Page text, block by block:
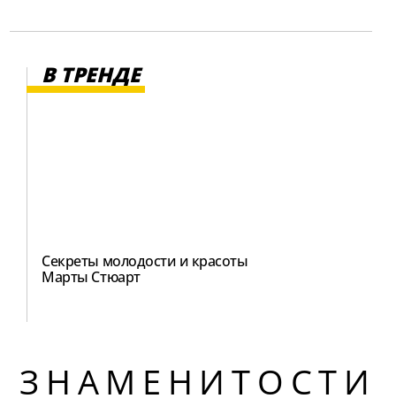
В ТРЕНДЕ
Секреты молодости и красоты
Марты Стюарт
ЗНАМЕНИТОСТИ